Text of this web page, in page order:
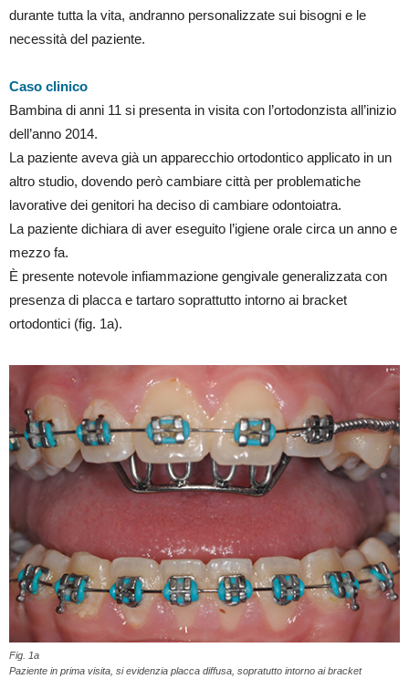
durante tutta la vita, andranno personalizzate sui bisogni e le
necessità del paziente.
Caso clinico
Bambina di anni 11 si presenta in visita con l’ortodonzista all’inizio
dell’anno 2014.
La paziente aveva già un apparecchio ortodontico applicato in un
altro studio, dovendo però cambiare città per problematiche
lavorative dei genitori ha deciso di cambiare odontoiatra.
La paziente dichiara di aver eseguito l’igiene orale circa un anno e
mezzo fa.
È presente notevole infiammazione gengivale generalizzata con
presenza di placca e tartaro soprattutto intorno ai bracket
ortodontici (fig. 1a).
Fig. 1a
Paziente in prima visita, si evidenzia placca diffusa, sopratutto intorno ai bracket